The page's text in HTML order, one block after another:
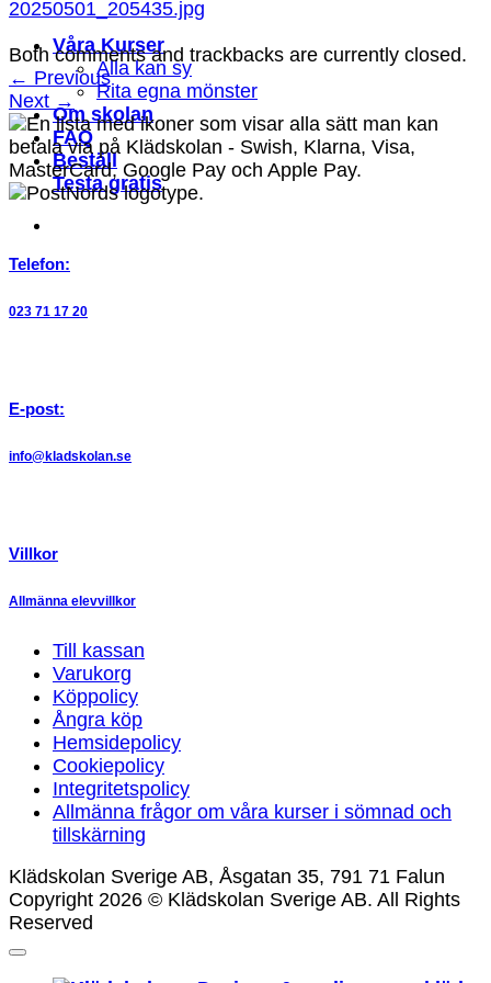
Våra Kurser
Alla kan sy
Rita egna mönster
Om skolan
FAQ
Beställ
Testa gratis
20250501_205435.jpg
Both comments and trackbacks are currently closed.
← Previous
Next →
Telefon:
023 71 17 20
E-post:
info@kladskolan.se
Villkor
Allmänna elevvillkor
Till kassan
Varukorg
Köppolicy
Ångra köp
Hemsidepolicy
Cookiepolicy
Integritetspolicy
Allmänna frågor om våra kurser i sömnad och
tillskärning
Klädskolan Sverige AB, Åsgatan 35, 791 71 Falun
Copyright 2026 © Klädskolan Sverige AB. All Rights
Reserved